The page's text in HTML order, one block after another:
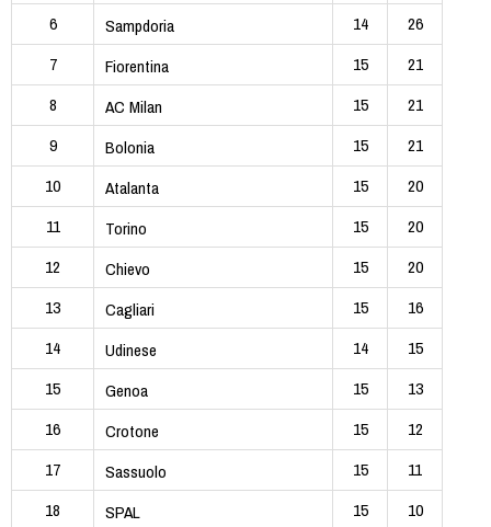
6
Sampdoria 14
26
7
Fiorentina 15
21
8
AC Milan 15
21
9
Bolonia 15
21
10
Atalanta 15
20
11
Torino 15
20
12
Chievo 15
20
13
Cagliari 15
16
14
Udinese 14
15
15
Genoa 15
13
16
Crotone 15
12
17
Sassuolo 15
11
18
SPAL 15
10